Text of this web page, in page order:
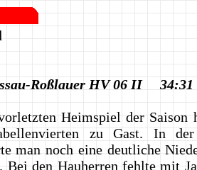
Roßlauer HV 06 II
Heimspiel der Saison
zu Gast. In
man noch eine deutliche
Bei den Hauherren fehlte mit